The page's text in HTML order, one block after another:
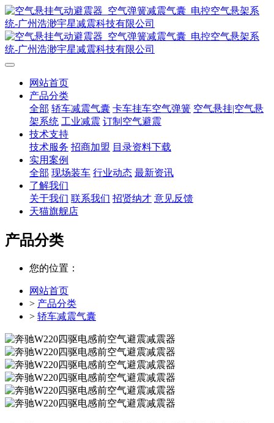
网站首页
产品分类
全部 轿车减震气囊 卡车挂车空气弹簧 空气悬挂|空气悬
架系统 工业减震 订制空气避震
技术支持
技术服务 招商加盟 目录资料下载
实用案例
全部 现场装车 行业动态 最新资讯
了解我们
关于我们 联系我们 招贤纳才 意见反馈
天猫旗舰店
产品分类
您的位置：
网站首页
> 产品分类
> 轿车减震气囊